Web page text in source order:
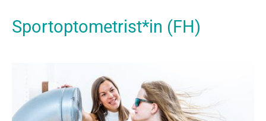
Sportoptometrist*in (FH)